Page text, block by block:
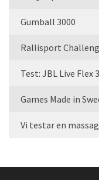
Gumball 3000
Rallisport
Test: JBL Live Flex 3
Vi testar en